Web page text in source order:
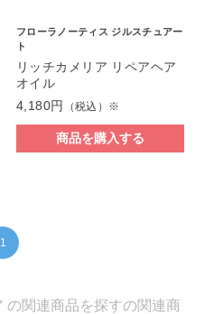
フローラノーティス ジルスチュアー
ト
リッチカメリア リペアヘア
オイル
4,180円
（税込）※
商品を購入する
1
の関連商品を探すの関連商